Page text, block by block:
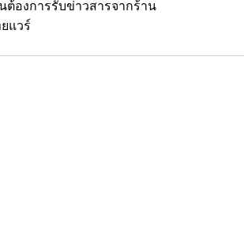
ต้องการรับข่าวสารจากร้าน
แวร์